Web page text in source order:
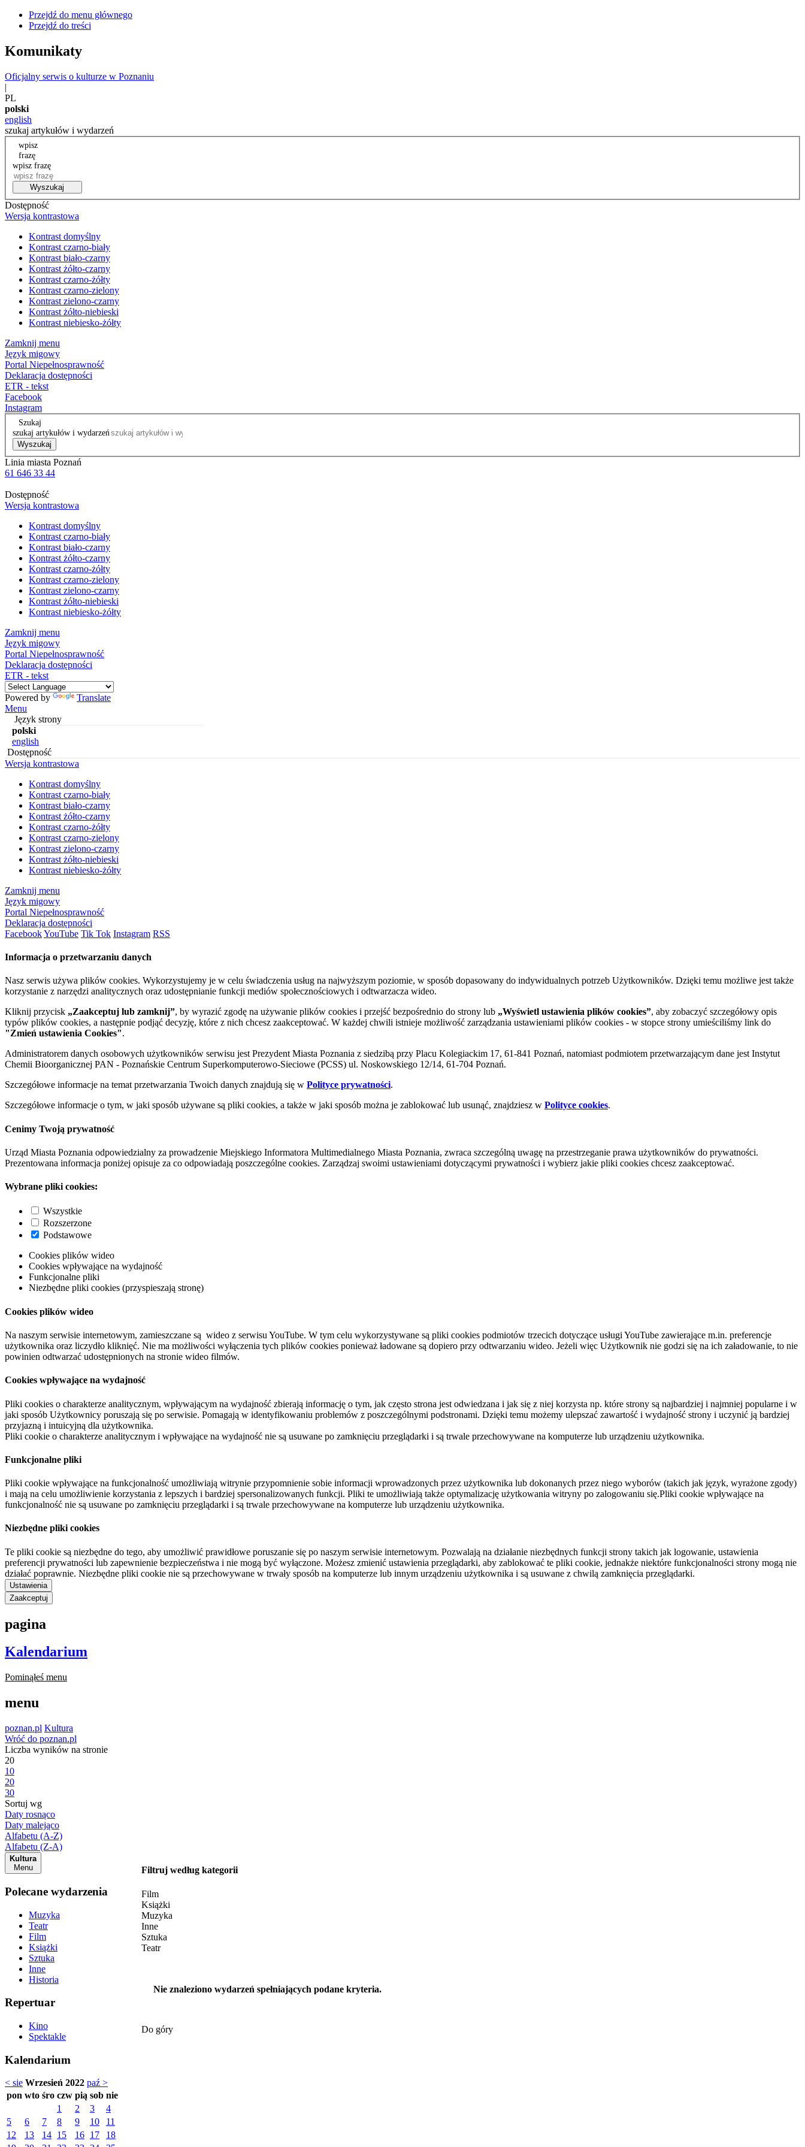
Przejdź do menu głównego
Przejdź do treści
Komunikaty
Oficjalny serwis o kulturze w Poznaniu
|
PL
polski
english
szukaj artykułów i wydarzeń
wpisz
frazę
wpisz frazę
Wyszukaj
Dostępność
Wersja kontrastowa
Kontrast domyślny
Kontrast czarno-biały
Kontrast biało-czarny
Kontrast żółto-czarny
Kontrast czarno-żółty
Kontrast czarno-zielony
Kontrast zielono-czarny
Kontrast żółto-niebieski
Kontrast niebiesko-żółty
Zamknij menu
Język migowy
Portal Niepełnosprawność
Deklaracja dostępności
ETR - tekst
Facebook
Instagram
Szukaj
szukaj artykułów i wydarzeń
Wyszukaj
Linia miasta Poznań
61 646 33 44
Dostępność
Wersja kontrastowa
Kontrast domyślny
Kontrast czarno-biały
Kontrast biało-czarny
Kontrast żółto-czarny
Kontrast czarno-żółty
Kontrast czarno-zielony
Kontrast zielono-czarny
Kontrast żółto-niebieski
Kontrast niebiesko-żółty
Zamknij menu
Język migowy
Portal Niepełnosprawność
Deklaracja dostępności
ETR - tekst
Powered by
Translate
Menu
Język strony
polski
english
Dostępność
Wersja kontrastowa
Kontrast domyślny
Kontrast czarno-biały
Kontrast biało-czarny
Kontrast żółto-czarny
Kontrast czarno-żółty
Kontrast czarno-zielony
Kontrast zielono-czarny
Kontrast żółto-niebieski
Kontrast niebiesko-żółty
Zamknij menu
Język migowy
Portal Niepełnosprawność
Deklaracja dostępności
FacebookYouTube Tik Tok Instagram RSS
Informacja o przetwarzaniu danych
Nasz serwis używa plików cookies. Wykorzystujemy je w celu świadczenia usług na najwyższym poziomie, w sposób dopasowany do indywidualnych potrzeb Użytkowników. Dzięki temu możliwe jest także
korzystanie z narzędzi analitycznych oraz udostępnianie funkcji mediów społecznościowych i odtwarzacza wideo.
Kliknij przycisk „Zaakceptuj lub zamknij”, by wyrazić zgodę na używanie plików cookies i przejść bezpośrednio do strony lub „Wyświetl ustawienia plików cookies”, aby zobaczyć szczegółowy opis
typów plików cookies, a następnie podjąć decyzję, które z nich chcesz zaakceptować. W każdej chwili istnieje możliwość zarządzania ustawieniami plików cookies - w stopce strony umieściliśmy link do
"Zmień ustawienia Cookies".
Administratorem danych osobowych użytkowników serwisu jest Prezydent Miasta Poznania z siedzibą przy Placu Kolegiackim 17, 61-841 Poznań, natomiast podmiotem przetwarzającym dane jest Instytut
Chemii Bioorganicznej PAN - Poznańskie Centrum Superkomputerowo-Sieciowe (PCSS) ul. Noskowskiego 12/14, 61-704 Poznań.
Szczegółowe informacje na temat przetwarzania Twoich danych znajdują się w Polityce prywatności.
Szczegółowe informacje o tym, w jaki sposób używane są pliki cookies, a także w jaki sposób można je zablokować lub usunąć, znajdziesz w Polityce cookies.
Cenimy Twoją prywatność
Urząd Miasta Poznania odpowiedzialny za prowadzenie Miejskiego Informatora Multimedialnego Miasta Poznania, zwraca szczególną uwagę na przestrzeganie prawa użytkowników do prywatności.
Prezentowana informacja poniżej opisuje za co odpowiadają poszczególne cookies. Zarządzaj swoimi ustawieniami dotyczącymi prywatności i wybierz jakie pliki cookies chcesz zaakceptować.
Wybrane pliki cookies:
Wszystkie
Rozszerzone
Podstawowe
Cookies plików wideo
Cookies wpływające na wydajność
Funkcjonalne pliki
Niezbędne pliki cookies (przyspieszają stronę)
Cookies plików wideo
Na naszym serwisie internetowym, zamieszczane są wideo z serwisu YouTube. W tym celu wykorzystywane są pliki cookies podmiotów trzecich dotyczące usługi YouTube zawierające m.in. preferencje
użytkownika oraz liczydło kliknięć. Nie ma możliwości wyłączenia tych plików cookies ponieważ ładowane są dopiero przy odtwarzaniu wideo. Jeżeli więc Użytkownik nie godzi się na ich załadowanie, to nie
powinien odtwarzać udostępnionych na stronie wideo filmów.
Cookies wpływające na wydajność
Pliki cookies o charakterze analitycznym, wpływającym na wydajność zbierają informację o tym, jak często strona jest odwiedzana i jak się z niej korzysta np. które strony są najbardziej i najmniej popularne i w
jaki sposób Użytkownicy poruszają się po serwisie. Pomagają w identyfikowaniu problemów z poszczególnymi podstronami. Dzięki temu możemy ulepszać zawartość i wydajność strony i uczynić ją bardziej
przyjazną i intuicyjną dla użytkownika.
Pliki cookie o charakterze analitycznym i wpływające na wydajność nie są usuwane po zamknięciu przeglądarki i są trwale przechowywane na komputerze lub urządzeniu użytkownika.
Funkcjonalne pliki
Pliki cookie wpływające na funkcjonalność umożliwiają witrynie przypomnienie sobie informacji wprowadzonych przez użytkownika lub dokonanych przez niego wyborów (takich jak język, wyrażone zgody)
i mają na celu umożliwienie korzystania z lepszych i bardziej spersonalizowanych funkcji. Pliki te umożliwiają także optymalizację użytkowania witryny po zalogowaniu się.Pliki cookie wpływające na
funkcjonalność nie są usuwane po zamknięciu przeglądarki i są trwale przechowywane na komputerze lub urządzeniu użytkownika.
Niezbędne pliki cookies
Te pliki cookie są niezbędne do tego, aby umożliwić prawidłowe poruszanie się po naszym serwisie internetowym. Pozwalają na działanie niezbędnych funkcji strony takich jak logowanie, ustawienia
preferencji prywatności lub zapewnienie bezpieczeństwa i nie mogą być wyłączone. Możesz zmienić ustawienia przeglądarki, aby zablokować te pliki cookie, jednakże niektóre funkcjonalności strony mogą nie
działać poprawnie. Niezbędne pliki cookie nie są przechowywane w trwały sposób na komputerze lub innym urządzeniu użytkownika i są usuwane z chwilą zamknięcia przeglądarki.
Ustawienia
Zaakceptuj
pagina
Kalendarium
Pominąłeś menu
menu
poznan.pl Kultura
Wróć do poznan.pl
Liczba wyników na stronie
20
10
20
30
Sortuj wg
Daty rosnąco
Daty malejąco
Alfabetu (A-Z)
Alfabetu (Z-A)
Kultura
Menu
Polecane wydarzenia
Muzyka
Teatr
Film
Książki
Sztuka
Inne
Historia
Repertuar
Kino
Spektakle
Kalendarium
< sie Wrzesień 2022 paź >
pon wto śro czw pią sob nie
1
2 3
4
5
6 7 8 9 10
11
12
13 14 15 16 17
18
Filtruj według kategorii
Film
Książki
Muzyka
Inne
Sztuka
Teatr
Nie znaleziono wydarzeń spełniających podane kryteria.
Do góry